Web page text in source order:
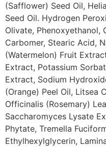
(Safflower) Seed Oil,
Seed Oil. Hydrogen
Olivate, Phenoxyethanol,
Carbomer, Stearic Acid,
(Watermelon) Fruit
Extract, Potassium
Extract, Sodium
(Orange) Peel Oil, Litsea
Officinalis (Rosemary)
Saccharomyces Lysate
Phytate, Tremella
Ethylhexylglycerin,